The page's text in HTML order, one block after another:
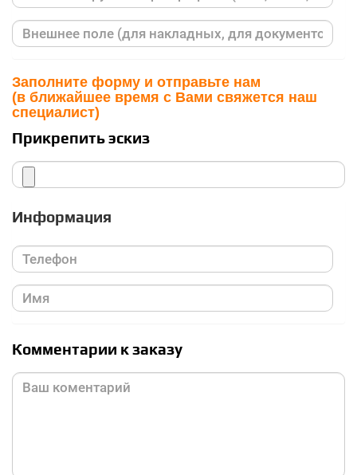
Заполните форму и отправьте нам
(в ближайшее время с Вами свяжется наш
специалист)
Прикрепить эскиз
Информация
Комментарии к заказу